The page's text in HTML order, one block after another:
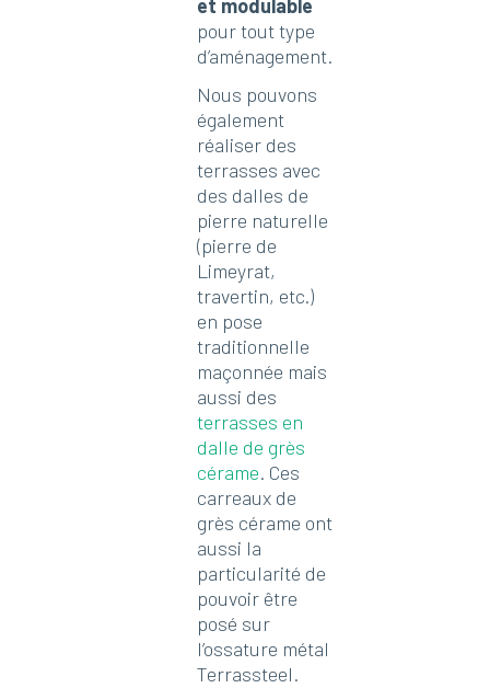
et modulable
pour tout type
d’aménagement.
Nous pouvons
également
réaliser des
terrasses avec
des dalles de
pierre naturelle
(pierre de
Limeyrat,
travertin, etc.)
en pose
traditionnelle
maçonnée mais
aussi des
terrasses en
dalle de grès
cérame. Ces
carreaux de
grès cérame ont
aussi la
particularité de
pouvoir être
posé sur
l’ossature métal
Terrassteel.